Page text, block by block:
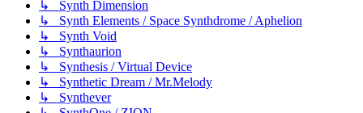
↳ Synth Dimension
↳ Synth Elements / Space Synthdrome / Aphelion
↳ Synth Void
↳ Synthaurion
↳ Synthesis / Virtual Device
↳ Synthetic Dream / Mr.Melody
↳ Synthever